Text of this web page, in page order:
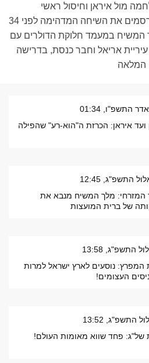
מול איראן וחיסול ראשי
הצוררים שם ימ''ש, אנו מפרסמים את השיחה המדהימה לפני 34
המשיח במעמד חלוקת הדולרים עם
אריאל וחבר כנסת, בדרישה
המלאה
התשפ"ו, 01:34
ועד איראן: הכרזת ה"הוא-רע" שהפילה
התשפ"ג, 12:45
המזרחי: מלך המשיח מנבא את
של ברית המועצות
התשפ"ג, 13:58
נוסעים לארץ ישראל למרות
העצומים!
התשפ"ג, 13:52
פחד שווא מאומות העולם!